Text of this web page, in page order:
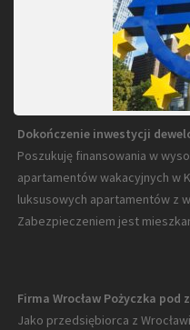
Dokończenie inwestycji
Poszukuję finansowania w
apartamentów wakacyjnych w
luksusowych apartamentów z
Zabezpieczeniem jest
Firma Wrocław Pożyczka
Jako przedsiębiorca z